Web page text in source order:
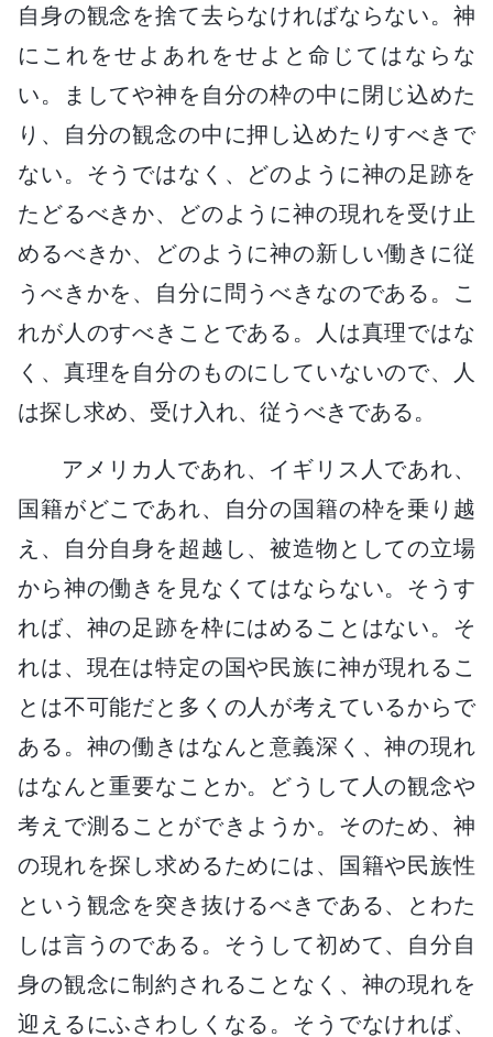
自身の観念を捨て去らなければならない。神
にこれをせよあれをせよと命じてはならな
い。ましてや神を自分の枠の中に閉じ込めた
り、自分の観念の中に押し込めたりすべきで
ない。そうではなく、どのように神の足跡を
たどるべきか、どのように神の現れを受け止
めるべきか、どのように神の新しい働きに従
うべきかを、自分に問うべきなのである。こ
れが人のすべきことである。人は真理ではな
く、真理を自分のものにしていないので、人
は探し求め、受け入れ、従うべきである。
アメリカ人であれ、イギリス人であれ、
国籍がどこであれ、自分の国籍の枠を乗り越
え、自分自身を超越し、被造物としての立場
から神の働きを見なくてはならない。そうす
れば、神の足跡を枠にはめることはない。そ
れは、現在は特定の国や民族に神が現れるこ
とは不可能だと多くの人が考えているからで
ある。神の働きはなんと意義深く、神の現れ
はなんと重要なことか。どうして人の観念や
考えで測ることができようか。そのため、神
の現れを探し求めるためには、国籍や民族性
という観念を突き抜けるべきである、とわた
しは言うのである。そうして初めて、自分自
身の観念に制約されることなく、神の現れを
迎えるにふさわしくなる。そうでなければ、